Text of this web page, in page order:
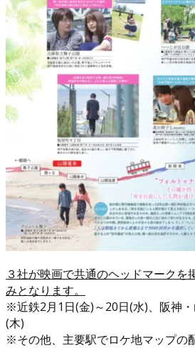
３社が映画で共通のヘッドマークを
みとなります。
※近鉄2月1日(金)～20日(水)、阪神
(木)
※その他、主要駅でロケ地マップの